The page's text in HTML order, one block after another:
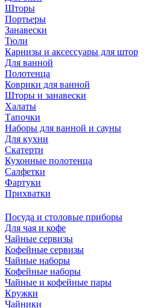
Шторы
Портьеры
Занавески
Тюли
Карнизы и аксессуары для штор
Для ванной
Полотенца
Коврики для ванной
Шторы и занавески
Халаты
Тапочки
Наборы для ванной и сауны
Для кухни
Скатерти
Кухонные полотенца
Салфетки
Фартуки
Прихватки
Посуда и столовые приборы
Для чая и кофе
Чайные сервизы
Кофейные сервизы
Чайные наборы
Кофейные наборы
Чайные и кофейные пары
Кружки
Чайники